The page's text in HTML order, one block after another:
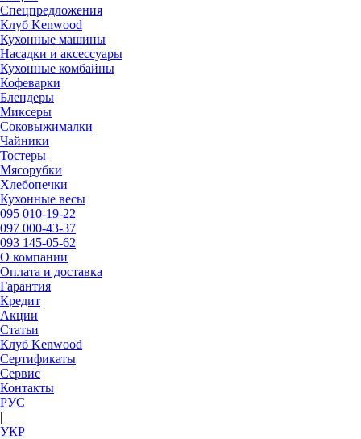
Спецпредложения
Клуб Kenwood
Кухонные машины
Насадки и аксессуары
Кухонные комбайны
Кофеварки
Блендеры
Миксеры
Соковыжималки
Чайники
Тостеры
Мясорубки
Хлебопечки
Кухонные весы
095 010-19-22
097 000-43-37
093 145-05-62
О компании
Оплата и доставка
Гарантия
Кредит
Акции
Статьи
Клуб Kenwood
Сертификаты
Сервис
Контакты
РУC
|
УКР